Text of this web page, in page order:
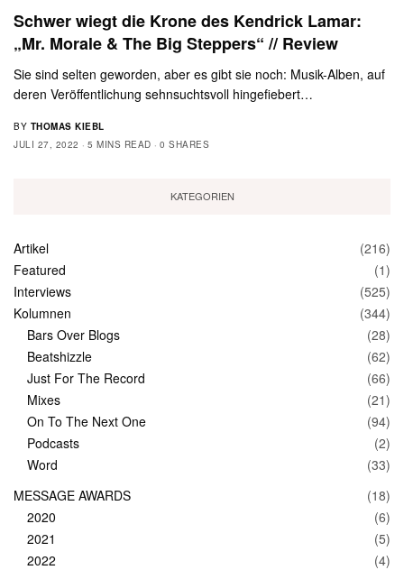
Schwer wiegt die Krone des Kendrick Lamar:
„Mr. Morale & The Big Steppers“ // Review
Sie sind selten geworden, aber es gibt sie noch: Musik-Alben, auf
deren Veröffentlichung sehnsuchtsvoll hingefiebert…
BY THOMAS KIEBL
JULI 27, 2022
5 MINS READ 0 SHARES
KATEGORIEN
Artikel
(216)
Featured
(1)
Interviews
(525)
Kolumnen
(344)
Bars Over Blogs
(28)
Beatshizzle
(62)
Just For The Record
(66)
Mixes
(21)
On To The Next One
(94)
Podcasts
(2)
Word
(33)
MESSAGE AWARDS
(18)
2020
(6)
2021
(5)
2022
(4)